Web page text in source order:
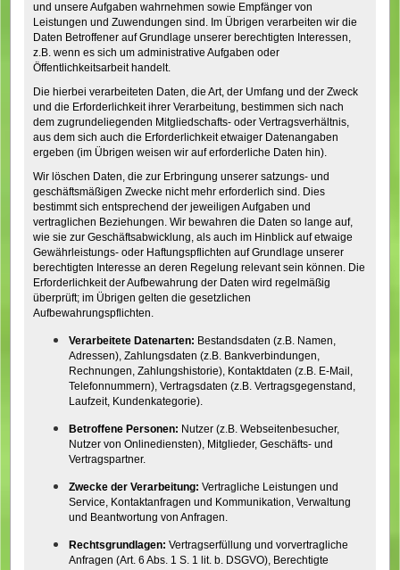
und unsere Aufgaben wahrnehmen sowie Empfänger von
Leistungen und Zuwendungen sind. Im Übrigen verarbeiten wir die
Daten Betroffener auf Grundlage unserer berechtigten Interessen,
z.B. wenn es sich um administrative Aufgaben oder
Öffentlichkeitsarbeit handelt.
Die hierbei verarbeiteten Daten, die Art, der Umfang und der Zweck
und die Erforderlichkeit ihrer Verarbeitung, bestimmen sich nach
dem zugrundeliegenden Mitgliedschafts- oder Vertragsverhältnis,
aus dem sich auch die Erforderlichkeit etwaiger Datenangaben
ergeben (im Übrigen weisen wir auf erforderliche Daten hin).
Wir löschen Daten, die zur Erbringung unserer satzungs- und
geschäftsmäßigen Zwecke nicht mehr erforderlich sind. Dies
bestimmt sich entsprechend der jeweiligen Aufgaben und
vertraglichen Beziehungen. Wir bewahren die Daten so lange auf,
wie sie zur Geschäftsabwicklung, als auch im Hinblick auf etwaige
Gewährleistungs- oder Haftungspflichten auf Grundlage unserer
berechtigten Interesse an deren Regelung relevant sein können. Die
Erforderlichkeit der Aufbewahrung der Daten wird regelmäßig
überprüft; im Übrigen gelten die gesetzlichen
Aufbewahrungspflichten.
Verarbeitete Datenarten: Bestandsdaten (z.B. Namen,
Adressen), Zahlungsdaten (z.B. Bankverbindungen,
Rechnungen, Zahlungshistorie), Kontaktdaten (z.B. E-Mail,
Telefonnummern), Vertragsdaten (z.B. Vertragsgegenstand,
Laufzeit, Kundenkategorie).
Betroffene Personen: Nutzer (z.B. Webseitenbesucher,
Nutzer von Onlinediensten), Mitglieder, Geschäfts- und
Vertragspartner.
Zwecke der Verarbeitung: Vertragliche Leistungen und
Service, Kontaktanfragen und Kommunikation, Verwaltung
und Beantwortung von Anfragen.
Rechtsgrundlagen: Vertragserfüllung und vorvertragliche
Anfragen (Art. 6 Abs. 1 S. 1 lit. b. DSGVO), Berechtigte